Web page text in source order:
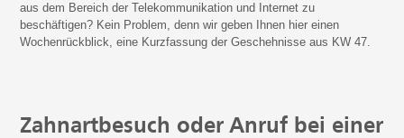
aus dem Bereich der Telekommunikation und Internet zu
beschäftigen? Kein Problem, denn wir geben Ihnen hier einen
Wochenrückblick, eine Kurzfassung der Geschehnisse aus KW 47.
Zahnartbesuch oder Anruf bei einer